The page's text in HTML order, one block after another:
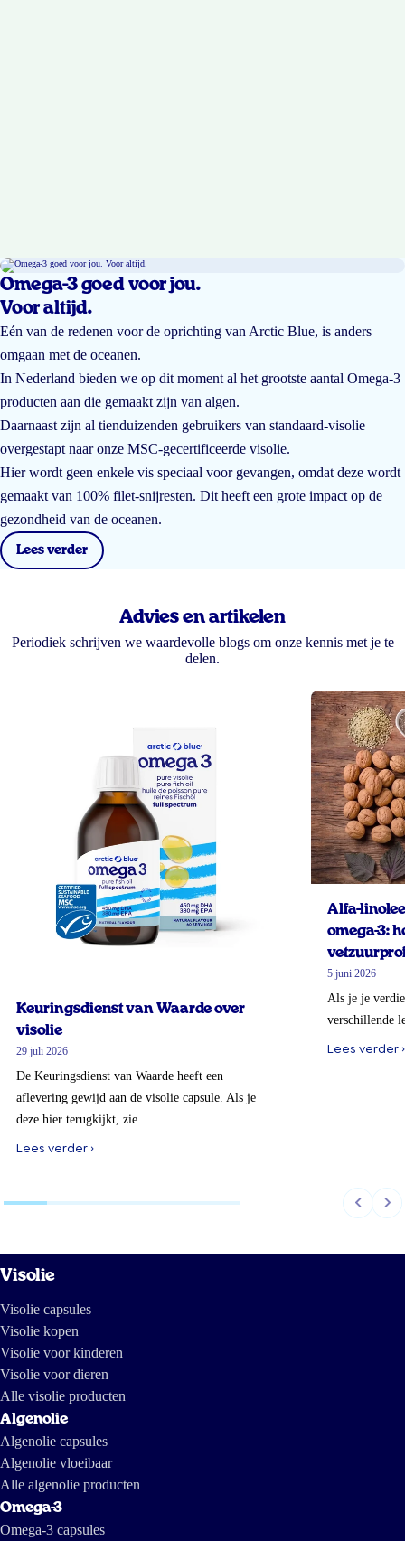
Omega-3 goed voor jou.
Voor altijd.
Eén van de redenen voor de oprichting van Arctic Blue, is anders
omgaan met de oceanen.
In Nederland bieden we op dit moment al het grootste aantal Omega-3
producten aan die gemaakt zijn van algen.
Daarnaast zijn al tienduizenden gebruikers van standaard-visolie
overgestapt naar onze MSC-gecertificeerde visolie.
Hier wordt geen enkele vis speciaal voor gevangen, omdat deze wordt
gemaakt van 100% filet-snijresten. Dit heeft een grote impact op de
gezondheid van de oceanen.
Lees verder
Advies en artikelen
Periodiek schrijven we waardevolle blogs om onze kennis met je te
delen.
Keuringsdienst van Waarde over
visolie
29 juli 2026
De Keuringsdienst van Waarde heeft een
aflevering gewijd aan de visolie capsule. Als je
deze hier terugkijkt, zie...
Lees verder ›
Alfa-
omega-3:
5 juni 2026
Als je je
verschillende
Lees verder ›
Visolie
Visolie capsules
Visolie kopen
Visolie voor kinderen
Visolie voor dieren
Alle visolie producten
Algenolie
Algenolie capsules
Algenolie vloeibaar
Alle algenolie producten
Omega-3
Omega-3 capsules